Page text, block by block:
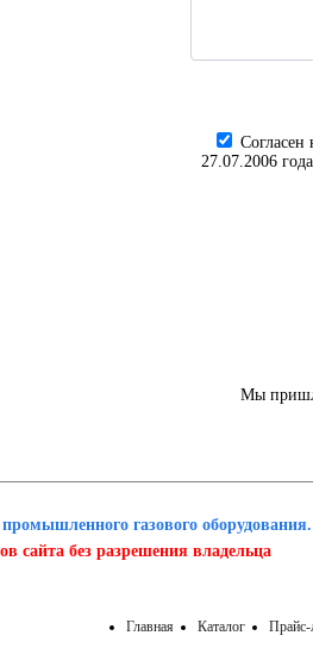
27.07.2006
Мы
газового оборудования.
сайта без разрешения владельца
Главная Каталог Прайс-